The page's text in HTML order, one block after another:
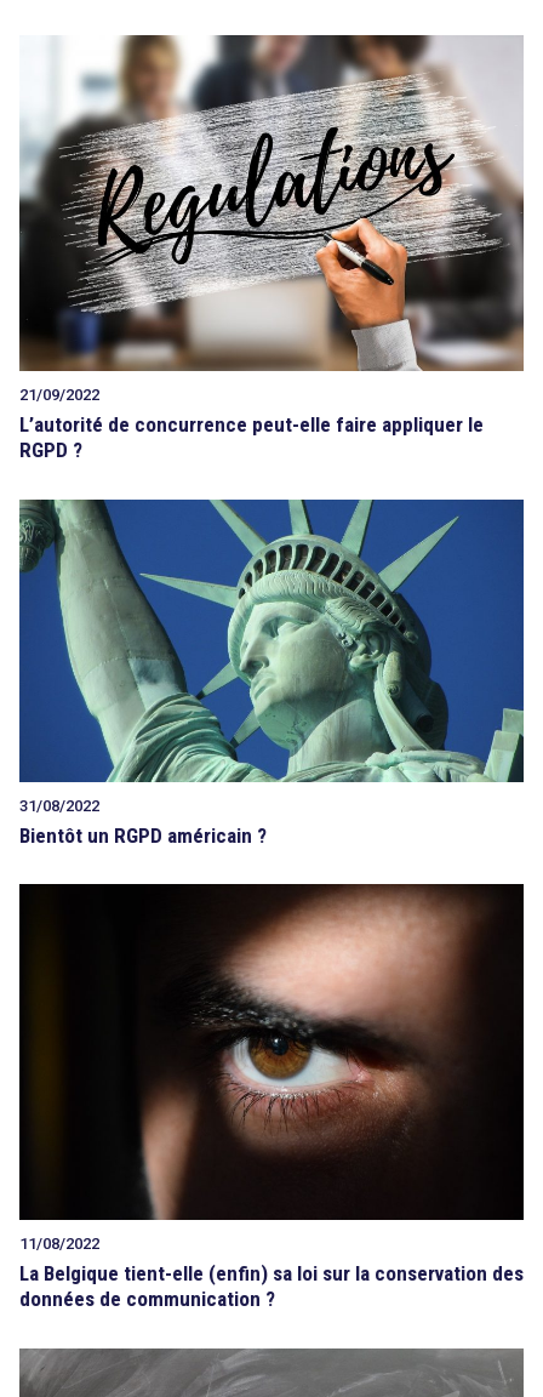
21/09/2022
L’autorité de concurrence peut-elle faire appliquer le
RGPD ?
31/08/2022
Bientôt un RGPD américain ?
11/08/2022
La Belgique tient-elle (enfin) sa loi sur la conservation des
données de communication ?